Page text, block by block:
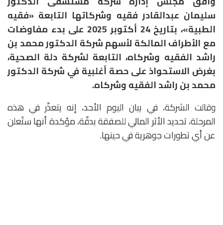
سليمان عبدالقادر فقيه وشركاتها التابعة «فقيه
الطبية»، بتاريخ 24 أكتوبر 2025 على بدء مفاوضات
مع الأطراف المالكة لأسهم شركة الدكتور محمد بن
راشد الفقيه وشركاه، التابعة لشركة دلة الصحية،
بغرض الاستحواذ على حصة أغلبية في شركة الدكتور
محمد بن راشد الفقيه وشركاه.
وقالت الشركة، في بيان اليوم الأحد، إنه يتعذّر في هذه
المرحلة، تحديد الأثر المالي للصفقة بدقّة، مؤكدة أنها ستُعلن
عن أي تطورات جوهرية في حينها.